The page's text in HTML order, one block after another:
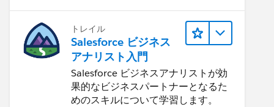
トレイル
Salesforce ビジネス
アナリスト入門
Salesforce ビジネスアナリストが効
果的なビジネスパートナーとなるた
めのスキルについて学習します。